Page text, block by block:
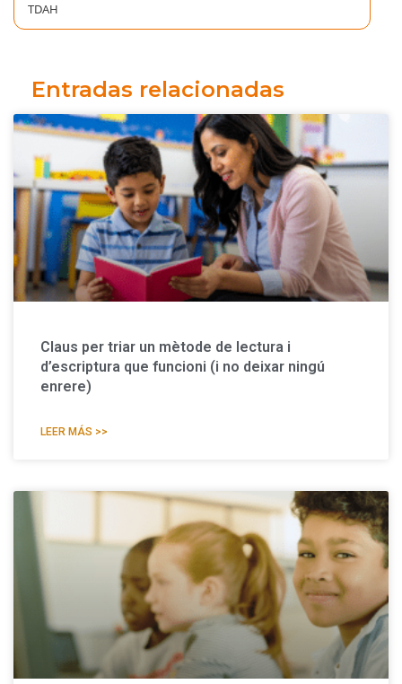
TDAH
Entradas relacionadas
Claus per triar un mètode de lectura i
d’escriptura que funcioni (i no deixar ningú
enrere)
LEER MÁS >>